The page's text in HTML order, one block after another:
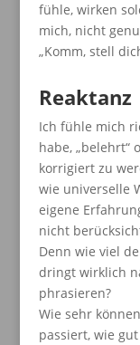
fühle, wirken
mich, nicht
„Komm, stell
Reaktanz
Ich fühle mich
habe, „belehrt“
korrigiert zu
wie universelle
eigene
nicht
Denn wie viel
dringt wirklich
phrasieren?
Wie sehr
passiert, wie